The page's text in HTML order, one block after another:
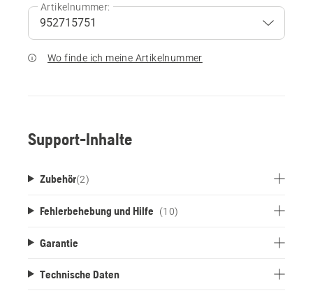
Artikelnummer:
Wo finde ich meine Artikelnummer
Support-Inhalte
Zubehör(2)
Fehlerbehebung und Hilfe (10)
Garantie
Technische Daten